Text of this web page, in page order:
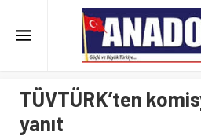
TÜVTÜRK’ten
yanıt